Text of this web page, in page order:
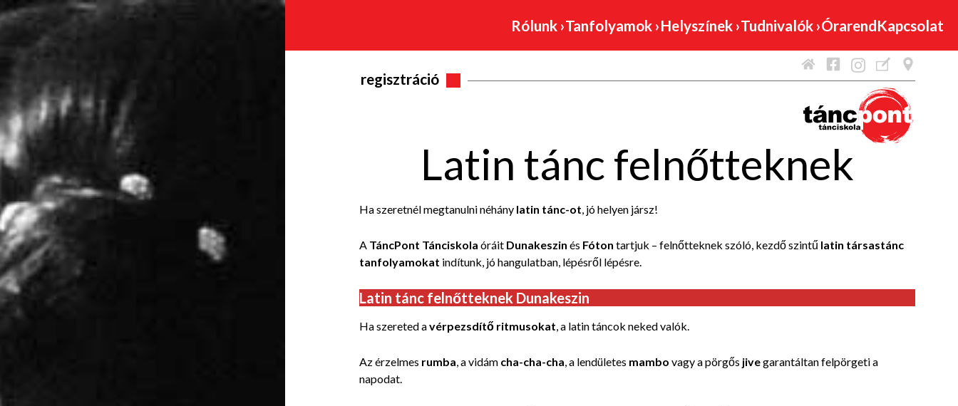
Rólunk ›Tanfolyamok ›Helyszínek ›Tudnivalók ›ÓrarendKapcsolat
regisztráció
Latin tánc felnőtteknek
Ha szeretnél megtanulni néhány latin tánc-ot, jó helyen jársz!
A TáncPont Tánciskola óráit Dunakeszin és Fóton tartjuk – felnőtteknek szóló, kezdő szintű latin társastánc
tanfolyamokat indítunk, jó hangulatban, lépésről lépésre.
Latin tánc felnőtteknek Dunakeszin
Ha szereted avérpezsdítő ritmusokat, a latin táncok neked valók.
Az érzelmes rumba, a vidám cha-cha-cha, a lendületes mambo vagy a pörgős jivegarantáltan felpörgeti a
napodat.